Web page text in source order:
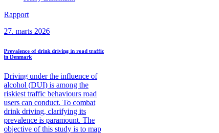
Rapport
27. marts 2026
Prevalence of drink driving in road traffic
in Denmark
Driving under the influence of
alcohol (DUI) is among the
riskiest traffic behaviours road
users can conduct. To combat
drink driving, clarifying its
prevalence is paramount. The
objective of this study is to map